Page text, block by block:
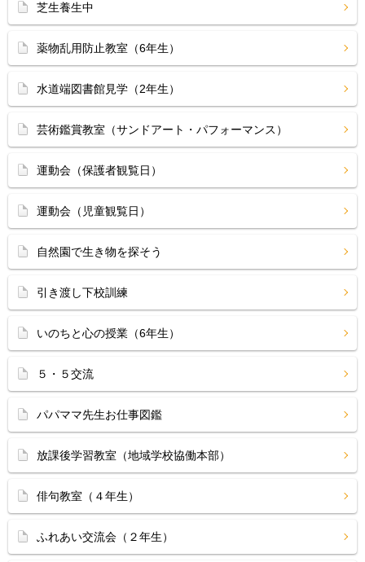
芝生養生中
薬物乱用防止教室（6年生）
水道端図書館見学（2年生）
芸術鑑賞教室（サンドアート・パフォーマンス）
運動会（保護者観覧日）
運動会（児童観覧日）
自然園で生き物を探そう
引き渡し下校訓練
いのちと心の授業（6年生）
５・５交流
パパママ先生お仕事図鑑
放課後学習教室（地域学校協働本部）
俳句教室（４年生）
ふれあい交流会（２年生）